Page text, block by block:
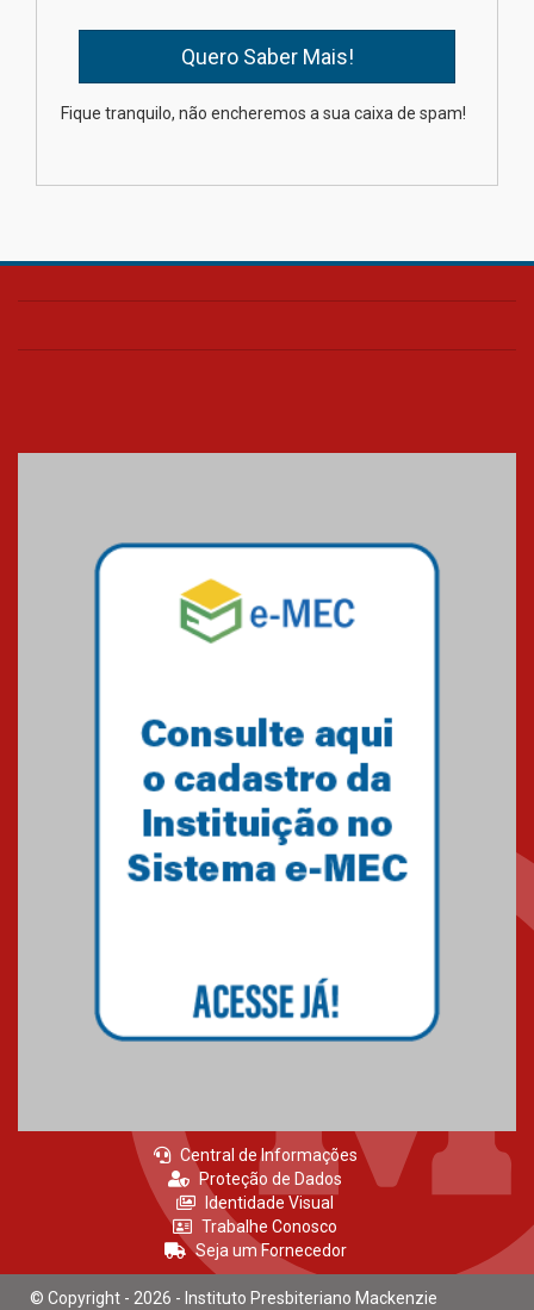
Mackenzie promove parcerias
Fique tranquilo, não encheremos a sua caixa de spam!
Central de Informações
Proteção de Dados
Identidade Visual
Trabalhe Conosco
Seja um Fornecedor
© Copyright - 2026 - Instituto Presbiteriano Mackenzie